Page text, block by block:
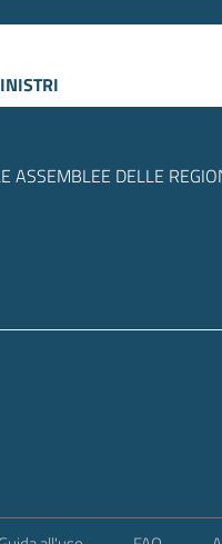
ASSEMBLEE DELLE